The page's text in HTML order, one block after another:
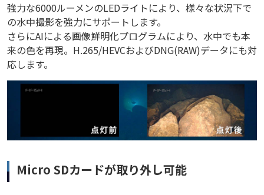
強力な6000ルーメンのLEDライトにより、様々な状況下で
の水中撮影を強力にサポートします。
さらにAIによる画像鮮明化プログラムにより、水中でも本
来の色を再現。H.265/HEVCおよびDNG(RAW)データにも対
応します。
Micro SDカードが取り外し可能